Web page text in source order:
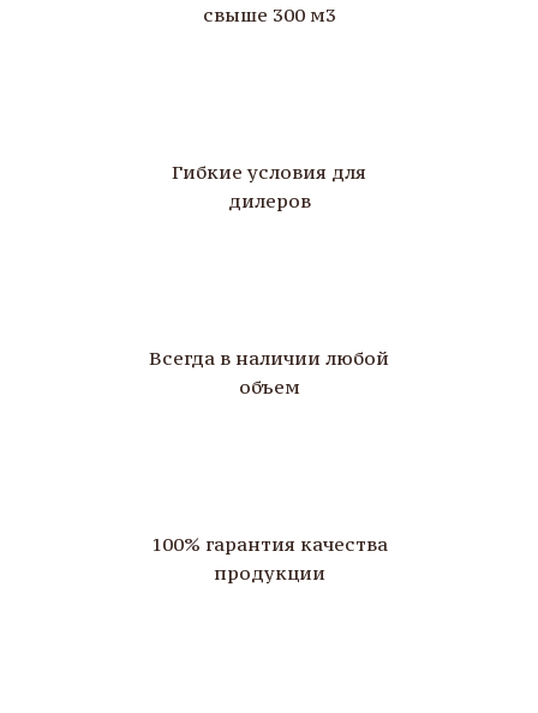
свыше 300 м3
Гибкие условия для
дилеров
Всегда в наличии любой
объем
100% гарантия качества
продукции